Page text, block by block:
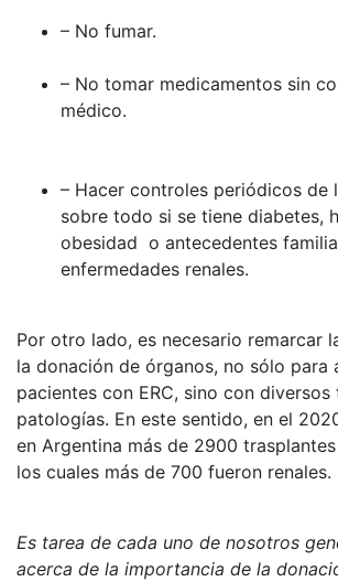
– No fumar.
– No tomar medicamentos sin
médico.
– Hacer controles periódicos de
sobre todo si se tiene diabetes,
obesidad o antecedentes
enfermedades renales.
Por otro lado, es necesario remarcar
la donación de órganos, no sólo para
pacientes con ERC, sino con
patologías. En este sentido, en el
en Argentina más de 2900
los cuales más de 700 fueron renales.
Es tarea de cada uno de nosotros
acerca de la importancia de la